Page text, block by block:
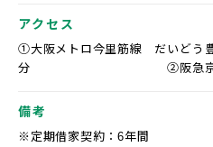
アクセス
①大阪メトロ今里筋線 だいどう
分 ②阪急京都線 上
備考
※定期借家契約：6年間